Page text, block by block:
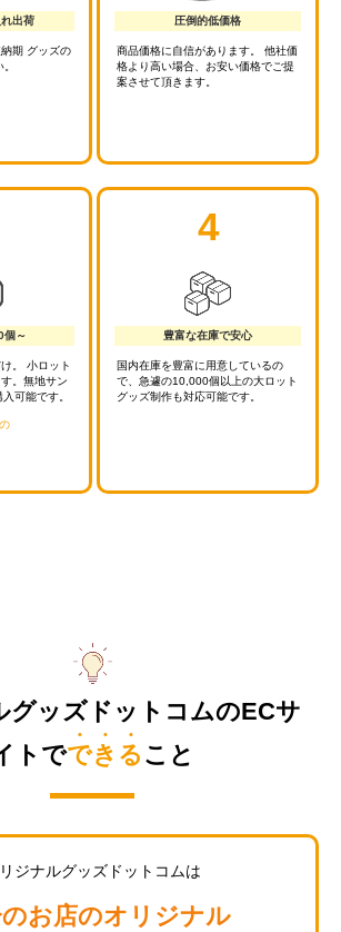
出荷
期 グッズの
圧倒的低価格
商品価格に自信があります。 他社価
格より高い場合、お安い価格でご提
案させて頂きます。
個～
。 小ロット
。無地サン
可能です。
4
豊富な在庫で安心
国内在庫を豊富に用意しているの
で、急遽の10,000個以上の大ロット
グッズ制作も対応可能です。
グッズドットコムのECサ
トでできる こと
ジナルグッズドットコムは
のお店のオリジナル